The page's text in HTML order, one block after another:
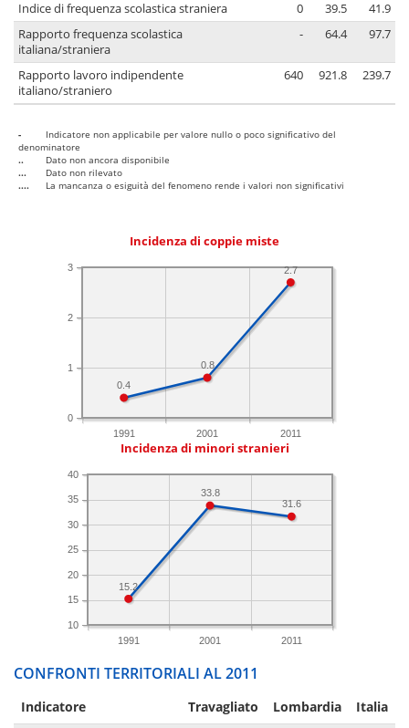
Indice di frequenza scolastica straniera
0 39.5
41.9
Rapporto frequenza scolastica
italiana/straniera
- 64.4 97.7
Rapporto lavoro indipendente
italiano/straniero
640 921.8 239.7
-
Indicatore non applicabile per valore nullo o poco significativo del
denominatore
..
Dato non ancora disponibile
...
Dato non rilevato
....
La mancanza o esiguità del fenomeno rende i valori non significativi
Incidenza di coppie miste
1991 2001 2011
0
1
2
3 2.7
0.8
0.4
Incidenza di minori stranieri
1991 2001 2011
10
15
20
25
30
35
40
31.6
33.8
15.2
CONFRONTI TERRITORIALI AL 2011
Indicatore Travagliato Lombardia Italia